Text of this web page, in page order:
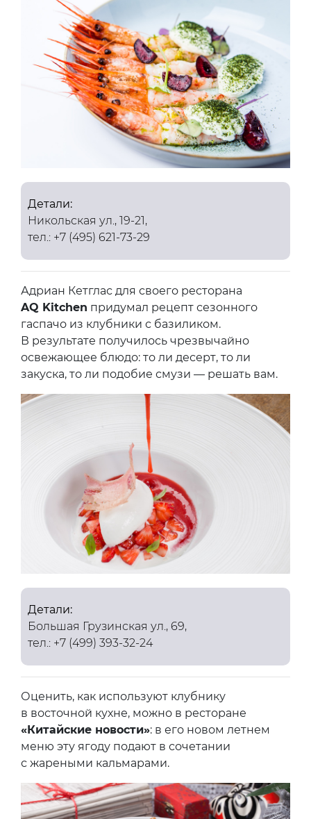
Детали:
Никольская ул., 19-21,
тел.: +7 (495) 621-73-29
Адриан Кетглас для своего ресторана
AQ Kitchen придумал рецепт сезонного
гаспачо из клубники с базиликом.
В результате получилось чрезвычайно
освежающее блюдо: то ли десерт, то ли
закуска, то ли подобие смузи — решать вам.
Детали:
Большая Грузинская ул., 69,
тел.: +7 (499) 393-32-24
Оценить, как используют клубнику
в восточной кухне, можно в ресторане
«Китайские новости»: в его новом летнем
меню эту ягоду подают в сочетании
с жареными кальмарами.